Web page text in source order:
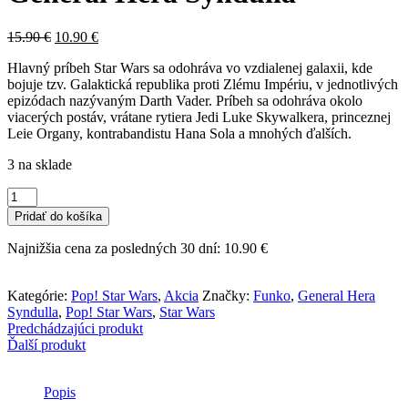
15.90€ Pôvodná
bola:
15.90 €.
10.90 €Aktuálna
je:
10.90 €.
Hlavný príbeh Star Wars sa odohráva vo vzdialenej galaxii, kde
bojuje tzv. Galaktická republika proti Zlému Impériu, v jednotlivých
epizódach nazývaným Darth Vader. Príbeh sa odohráva okolo
viacerých postáv, vrátane rytiera Jedi Luke Skywalkera, princeznej
Leie Organy, kontrabandistu Hana Sola a mnohých ďalších.
3 na sklade
množstvo
Funko
POP!
Star
Wars
General
Hera
Syndulla
Pridať do košíka
Najnižšia cena za posledných 30 dní: 10.90 €
Kategórie: Pop! Star Wars, Akcia Značky: Funko, General Hera
Syndulla, Pop! Star Wars, Star Wars
Predchádzajúci produkt
Ďalší produkt
Popis